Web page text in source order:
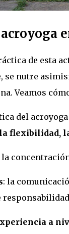
de esta
se nutre
Veamos
del
flexibilidad,
: la
a